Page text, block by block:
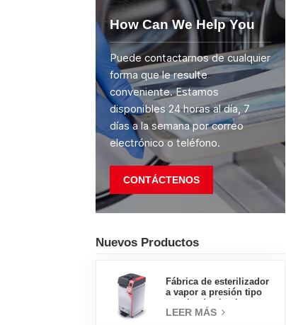
How Can We Help You
Puede contactarnos de cualquier
forma que le resulte
conveniente. Estamos
disponibles 24 horas al día, 7
días a la semana por correo
electrónico o teléfono.
CONTÁCTENOS
Nuevos Productos
Fábrica de esterilizador
a vapor a presión tipo
pedal tipo insignia de
LEER MÁS